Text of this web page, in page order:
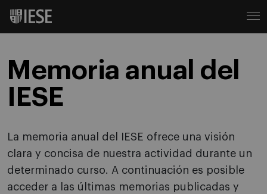
Memoria anual del
IESE
La memoria anual del IESE ofrece una visión
clara y concisa de nuestra actividad durante un
determinado curso. A continuación es posible
acceder a las últimas memorias publicadas y